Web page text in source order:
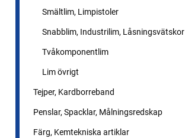
Smältlim, Limpistoler
Snabblim, Industrilim, Låsningsvätskor
Tvåkomponentlim
Lim övrigt
Tejper, Kardborreband
Penslar, Spacklar, Målningsredskap
Färg, Kemtekniska artiklar